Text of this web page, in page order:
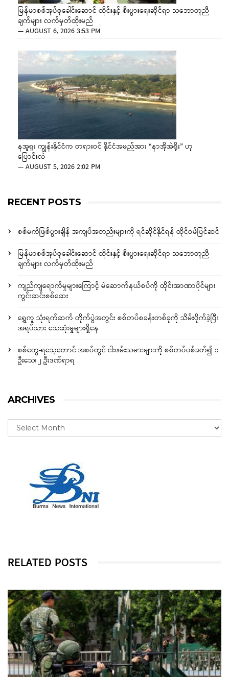
မြန်မာစစ်အုပ်စုခေါင်းဆောင် ထိုင်းနှင့် စီးပွားရေးဆိုင်ရာ သဘောတူညီ
ချက်များ လက်မှတ်ထိုးမည်
—AUGUST 6, 2026 3:53 PM
နအူရူး ကျွန်းနိုင်ငံက တရားဝင် နိုင်ငံအမည်အား “နာအိုအဲရိုး” ဟု
ပြောင်းလဲ
—AUGUST 5, 2026 2:02 PM
RECENT POSTS
စစ်မက်ဖြစ်ပွားချိန် အကျပ်အတည်းများကို ရင်ဆိုင်နိုင်ရန် ထိုင်ဝမ်ပြင်ဆင်
မြန်မာစစ်အုပ်စုခေါင်းဆောင် ထိုင်းနှင့် စီးပွားရေးဆိုင်ရာ သဘောတူညီ
ချက်များ လက်မှတ်ထိုးမည်
ကျည်ကျရောက်မှုများကြောင့် မဲဆောက်နယ်စပ်ကို ထိုင်းအာဏာပိုင်များ
ကွင်းဆင်းစစ်ဆေး
ရွှေကူ သုံးရက်ဆက် တိုက်ပွဲအတွင်း စစ်တပ်စခန်းတစ်ခုကို သိမ်းပိုက်ခဲ့ပြီး
အရပ်သား သေဆုံးမှုများရှိနေ
စစ်တွေ-ရသေ့တောင် အစပ်တွင် ငါးဖမ်းသမားများကို စစ်တပ်ပစ်ခတ်၍ ၁
ဦးသေ၊ ၂ ဦးဒဏ်ရာရ
ARCHIVES
RELATED POSTS